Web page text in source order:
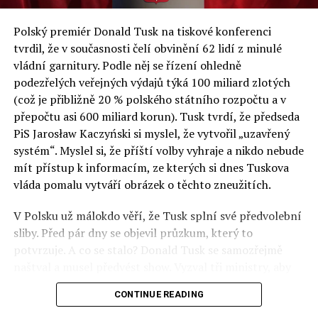
a východní Evropě.
Otázky spojené s vývojem umělé inteligence budou na
fóru AI zvláště diskutovanou oblastí. Fórum AI bude
zahrnovat vyhrazenou tematickou trať skládající se z
panelů, prezentací, workshopů a speciálních akcí.
Budou diskutovány klíčové otázky vlivu umělé
inteligence ve společnosti, ale i v sektoru veřejných a
komerčních služeb. Budou se diskutovat problémy a
výzvy, kterým bude muset trh čelit tváří v tvář zásadním
technologickým změnám. Účastníci fóra také zváží, do
technologií umělé inteligence v mnoha oblastech života
umožní Evropské unii obnovit konkurenceschopnost ve
vztahu ke globálním ekonomikám a nutnosti zajistit
Polský premiér Donald Tusk na tiskové konferenci
tvrdil, že v současnosti čelí obvinění 62 lidí z minulé
vládní garnitury. Podle něj se řízení ohledně
podezřelých veřejných výdajů týká 100 miliard zlotých
(což je přibližně 20 % polského státního rozpočtu a v
přepočtu asi 600 miliard korun). Tusk tvrdí, že předseda
PiS Jarosław Kaczyński si myslel, že vytvořil „uzavřený
systém“. Myslel si, že příští volby vyhraje a nikdo nebude
mít přístup k informacím, ze kterých si dnes Tuskova
vláda pomalu vytváří obrázek o těchto zneužitích.
V Polsku už málokdo věří, že Tusk splní své předvolební
sliby. Před pár dny se objevil průzkum, který to
potvrzuje. A co se stalo? Donald Tusk se samozřejmě
před kamerami podepsali dohodu o stíhání členů PiS, a
ti poslušně ono divadlo předvedli. Andrzej Domański
CONTINUE READING